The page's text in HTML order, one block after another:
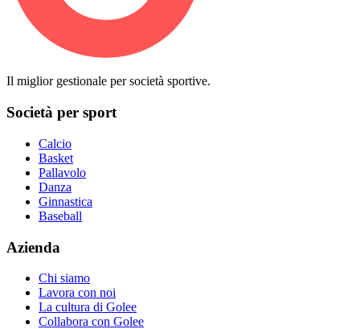
Il miglior gestionale per società sportive.
Società per sport
Calcio
Basket
Pallavolo
Danza
Ginnastica
Baseball
Azienda
Chi siamo
Lavora con noi
La cultura di Golee
Collabora con Golee